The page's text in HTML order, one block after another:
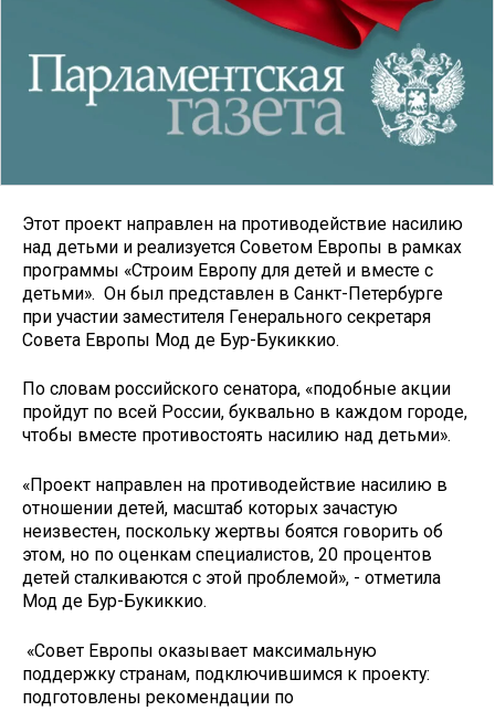
Этот проект направлен на противодействие насилию
над детьми и реализуется Советом Европы в рамках
программы «Строим Европу для детей и вместе с
детьми». Он был представлен в Санкт-Петербурге
при участии заместителя Генерального секретаря
Совета Европы Мод де Бур-Букиккио.
По словам российского сенатора, «подобные акции
пройдут по всей России, буквально в каждом городе,
чтобы вместе противостоять насилию над детьми».
«Проект направлен на противодействие насилию в
отношении детей, масштаб которых зачастую
неизвестен, поскольку жертвы боятся говорить об
этом, но по оценкам специалистов, 20 процентов
детей сталкиваются с этой проблемой», - отметила
Мод де Бур-Букиккио.
«Совет Европы оказывает максимальную
поддержку странам, подключившимся к проекту:
подготовлены рекомендации по